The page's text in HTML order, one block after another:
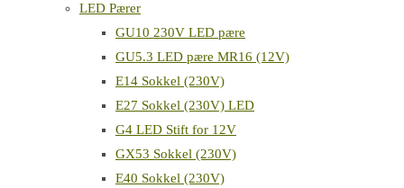
LED Pærer
GU10 230V LED pære
GU5.3 LED pære MR16 (12V)
E14 Sokkel (230V)
E27 Sokkel (230V) LED
G4 LED Stift for 12V
GX53 Sokkel (230V)
E40 Sokkel (230V)